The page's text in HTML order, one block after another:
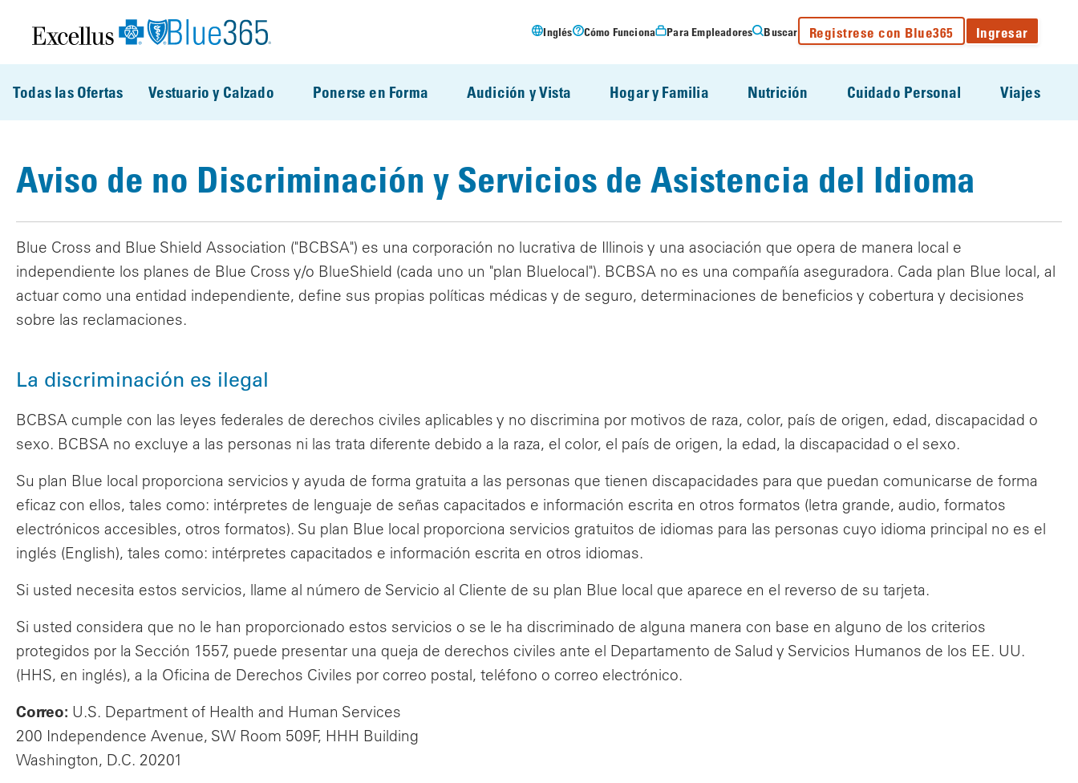
Inglés Cómo Funciona Para Empleadores Buscar Registrese con Blue365 Ingresar
Todas las Ofertas Vestuario y Calzado Ponerse en Forma Audición y Vista Hogar y Familia Nutrición Cuidado Personal Viajes
Aviso de no Discriminación y Servicios de Asistencia del Idioma
Blue Cross and Blue Shield Association ("BCBSA") es una corporación no lucrativa de Illinois y una asociación que opera de manera local e
independiente los planes de Blue Cross y/o BlueShield (cada uno un "plan Bluelocal"). BCBSA no es una compañía aseguradora. Cada plan Blue local, al
actuar como una entidad independiente, define sus propias políticas médicas y de seguro, determinaciones de beneficios y cobertura y decisiones
sobre las reclamaciones.
La discriminación es ilegal
BCBSA cumple con las leyes federales de derechos civiles aplicables y no discrimina por motivos de raza, color, país de origen, edad, discapacidad o
sexo. BCBSA no excluye a las personas ni las trata diferente debido a la raza, el color, el país de origen, la edad, la discapacidad o el sexo.
Su plan Blue local proporciona servicios y ayuda de forma gratuita a las personas que tienen discapacidades para que puedan comunicarse de forma
eficaz con ellos, tales como: intérpretes de lenguaje de señas capacitados e información escrita en otros formatos (letra grande, audio, formatos
electrónicos accesibles, otros formatos). Su plan Blue local proporciona servicios gratuitos de idiomas para las personas cuyo idioma principal no es el
inglés (English), tales como: intérpretes capacitados e información escrita en otros idiomas.
Si usted necesita estos servicios, llame al número de Servicio al Cliente de su plan Blue local que aparece en el reverso de su tarjeta.
Si usted considera que no le han proporcionado estos servicios o se le ha discriminado de alguna manera con base en alguno de los criterios
protegidos por la Sección 1557, puede presentar una queja de derechos civiles ante el Departamento de Salud y Servicios Humanos de los EE. UU.
(HHS, en inglés), a la Oficina de Derechos Civiles por correo postal, teléfono o correo electrónico.
Correo: U.S. Department of Health and Human Services
200 Independence Avenue, SW Room 509F, HHH Building
Washington, D.C. 20201